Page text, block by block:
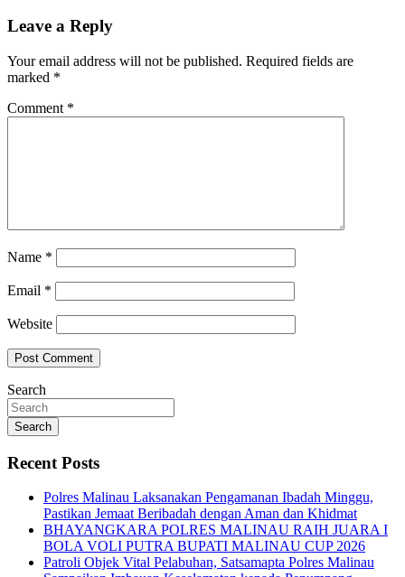
Leave a Reply
Your email address will not be published. Required fields are
marked *
Comment *
Name *
Email *
Website
Search
Search
Recent Posts
Polres Malinau Laksanakan Pengamanan Ibadah Minggu,
Pastikan Jemaat Beribadah dengan Aman dan Khidmat
BHAYANGKARA POLRES MALINAU RAIH JUARA I
BOLA VOLI PUTRA BUPATI MALINAU CUP 2026
Patroli Objek Vital Pelabuhan, Satsamapta Polres Malinau